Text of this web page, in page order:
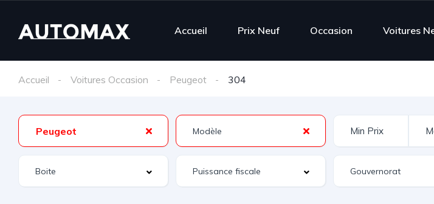
Accueil Prix Neuf Occasion Voitures
Accueil Voitures Occasion Peugeot 304
Peugeot